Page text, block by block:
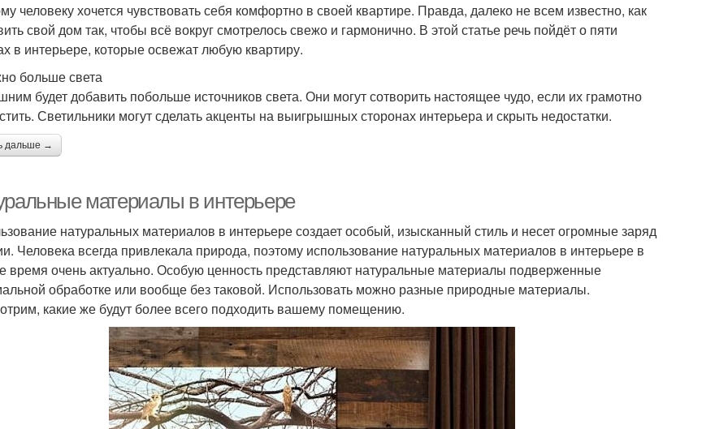
человеку хочется чувствовать себя комфортно в своей квартире. Правда, далеко не всем известно, как
свой дом так, чтобы всё вокруг смотрелось свежо и гармонично. В этой статье речь пойдёт о пяти
в интерьере, которые освежат любую квартиру.
больше света
будет добавить побольше источников света. Они могут сотворить настоящее чудо, если их грамотно
Светильники могут сделать акценты на выигрышных сторонах интерьера и скрыть недостатки.
дальше →
материалы в интерьере
натуральных материалов в интерьере создает особый, изысканный стиль и несет огромные заряд
Человека всегда привлекала природа, поэтому использование натуральных материалов в интерьере в
время очень актуально. Особую ценность представляют натуральные материалы подверженные
обработке или вообще без таковой. Использовать можно разные природные материалы.
какие же будут более всего подходить вашему помещению.